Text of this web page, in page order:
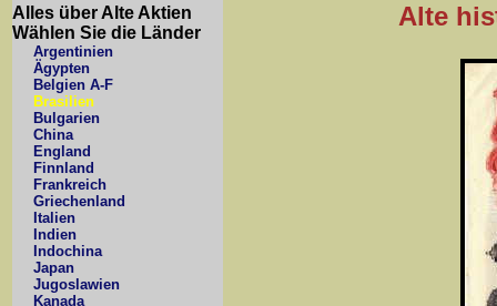
Alles über Alte Aktien
Wählen Sie die Länder
Argentinien
Ägypten
Belgien A-F
Brasilien
Bulgarien
China
England
Finnland
Frankreich
Griechenland
Italien
Indien
Indochina
Japan
Jugoslawien
Kanada
Alte